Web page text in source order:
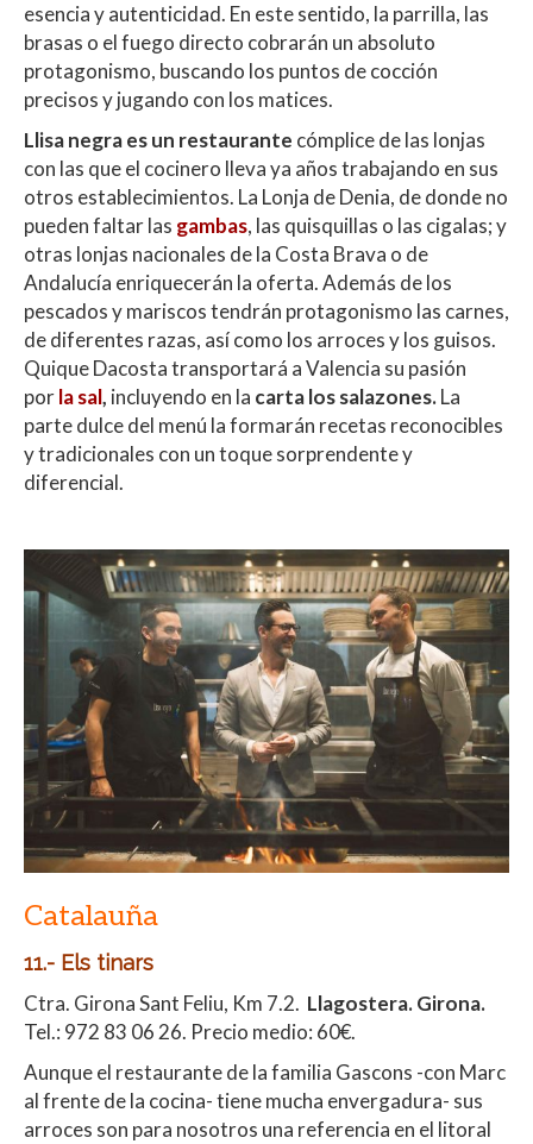
esencia y autenticidad. En este sentido, la parrilla, las
brasas o el fuego directo cobrarán un absoluto
protagonismo, buscando los puntos de cocción
precisos y jugando con los matices.
Llisa negra es un restaurante cómplice de las lonjas
con las que el cocinero lleva ya años trabajando en sus
otros establecimientos. La Lonja de Denia, de donde no
pueden faltar las gambas, las quisquillas o las cigalas; y
otras lonjas nacionales de la Costa Brava o de
Andalucía enriquecerán la oferta. Además de los
pescados y mariscos tendrán protagonismo las carnes,
de diferentes razas, así como los arroces y los guisos.
Quique Dacosta transportará a Valencia su pasión
porla sal, incluyendo en la carta los salazones.La
parte dulce del menú la formarán recetas reconocibles
y tradicionales con un toque sorprendente y
diferencial.
Catalauña
11.- Els tinars
Ctra. Girona Sant Feliu, Km 7.2. Llagostera. Girona.
Tel.: 972 83 06 26. Precio medio: 60€.
Aunque el restaurante de la familia Gascons -con Marc
al frente de la cocina- tiene mucha envergadura- sus
arroces son para nosotros una referencia en el litoral